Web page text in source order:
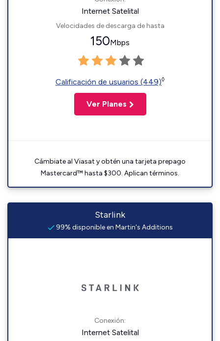
Internet Satelital
Velocidades de descarga de hasta
150Mbps
Calificación de usuarios (449)◊
Ver Planes
Cámbiate al Viasat y obtén una tarjeta prepago
Mastercard™ hasta $300. Aplican términos.
Starlink
99% disponible en Martin's Additions
Conexión:
Internet Satelital